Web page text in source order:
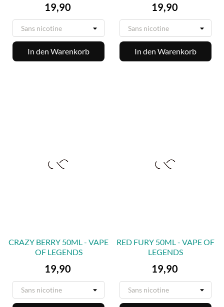
Preis
19,90
In den Warenkorb
Preis
19,90
In den Warenkorb
CRAZY BERRY 50ML - VAPE
OF LEGENDS
Preis
19,90
RED FURY 50ML - VAPE OF
LEGENDS
Preis
19,90